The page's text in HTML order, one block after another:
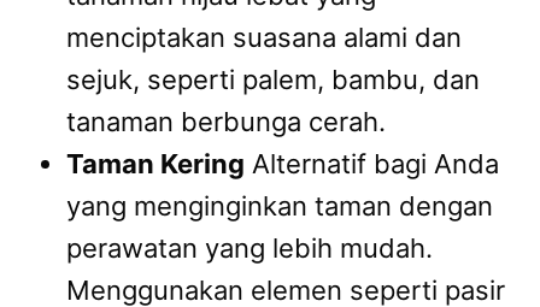
menciptakan suasana alami dan
sejuk, seperti palem, bambu, dan
tanaman berbunga cerah.
Taman Kering Alternatif bagi Anda
yang menginginkan taman dengan
perawatan yang lebih mudah.
Menggunakan elemen seperti pasir